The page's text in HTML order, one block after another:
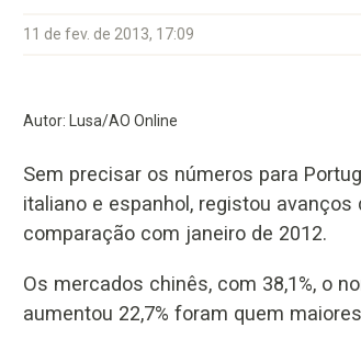
11 de fev. de 2013, 17:09
Autor: Lusa/AO Online
Sem precisar os números para
italiano e espanhol, registou
comparação com janeiro de 2012.
Os mercados chinês, com 38,1%, o
aumentou 22,7% foram quem